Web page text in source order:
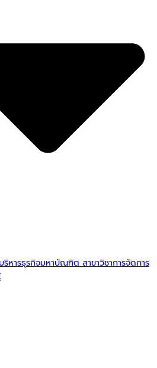
หารธุรกิจมหาบัณฑิต สาขาวิชาการจัดการ